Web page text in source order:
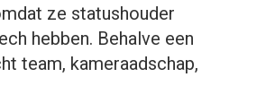
ze statushouder
hebben. Behalve een
team, kameraadschap,